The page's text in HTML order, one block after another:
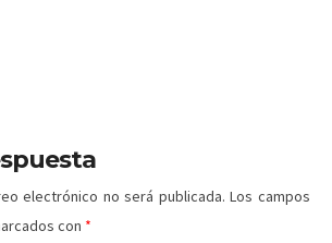
electrónico no será publicada. Los campos
con *